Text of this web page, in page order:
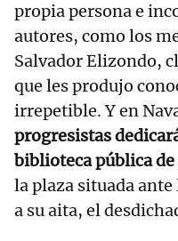
propia persona e
autores, como los
Salvador Elizondo,
que les produjo
irrepetible. Y en
progresistas
biblioteca pública
la plaza situada
a su aita, el